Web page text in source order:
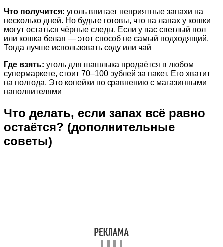
Что получится: уголь впитает неприятные запахи на
несколько дней. Но будьте готовы, что на лапах у кошки
могут остаться чёрные следы. Если у вас светлый пол
или кошка белая — этот способ не самый подходящий.
Тогда лучше использовать соду или чай
Где взять: уголь для шашлыка продаётся в любом
супермаркете, стоит 70–100 рублей за пакет. Его хватит
на полгода. Это копейки по сравнению с магазинными
наполнителями
Что делать, если запах всё равно
остаётся? (дополнительные
советы)